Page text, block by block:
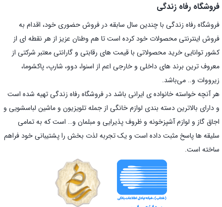
فروشگاه رفاه زندگی
فروشگاه رفاه زندگی با چندین سال سابقه در فروش حضوری خود، اقدام به
فروش اینترنتی محصولات خود کرده است تا هم وطنان عزیز از هر نقطه ای از
کشور توانایی خرید محصولاتی با قیمت های رقابتی و گارانتی معتبر شرکتی از
معروف ترین برند های داخلی و خارجی اعم از اسنوا، دوو، شارپ، پاکشوما،
زیرووات و.. می‌باشد.
هر آنچه خواسته خانواده ی ایرانی باشد در فروشگاه رفاه زندگی تهیه شده است
و دارای بالاترین دسته بندی لوازم خانگی از جمله تلویزیون و ماشین لباسشویی و
اجاق گاز و لوازم آشپزخونه و ظروف پذیرایی و مبلمان و… است که به تمامی
سلیقه ها پاسخ مثبت داده است و یک تجربه لذت بخش را پشتیبانی خود فراهم
ساخته است.